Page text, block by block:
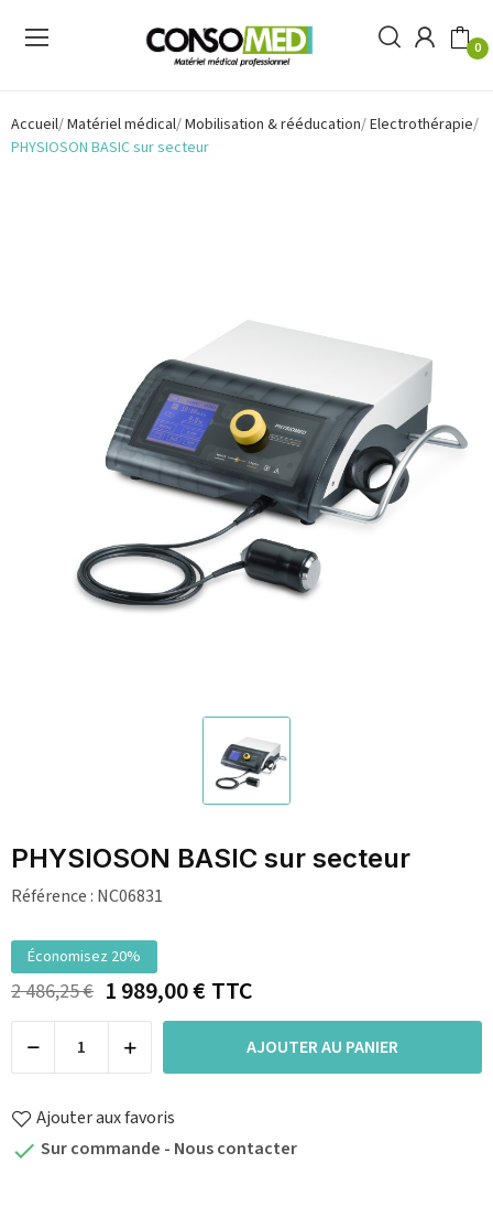
0
Accueil Matériel médical Mobilisation & rééducation Electrothérapie
PHYSIOSON BASIC sur secteur
PHYSIOSON BASIC sur secteur
Référence : NC06831
Économisez 20%
2 486,25 € 1 989,00 €TTC
AJOUTER AU PANIER
Ajouter aux favoris
 Sur commande - Nous contacter